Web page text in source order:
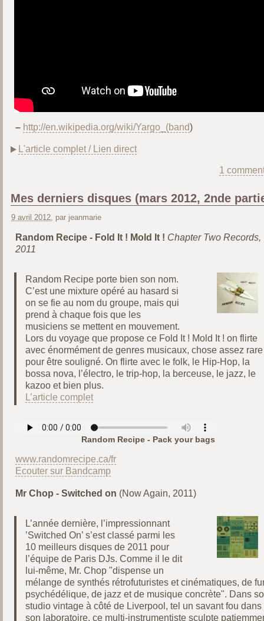
– http://en.wikipedia.org/wiki/Yargo_(band)
L'article complet / Lien direct
1
Mes derniers disques (mars 2012, 2nde
9 avril 2012 , par jeanmarie
Random Recipe - Fold It ! Mold It ! Chapter Two Records,
2011
Random Recipe porte bien son nom.
C’est une mixture opéré au hasard si
on se fie au nom du groupe, mais qui
prend à chaque fois que les
musiciens se mettent en mouvement.
Lors du voyage que propose ce Fold It ! Mold It ! on flirte
avec énormément de genres musicaux, chose assez rare
pour être souligné. On flirte avec le folk, le Hip-Hop, la
bossa nova, l’électro, le trip-hop, la berceuse, le jazz, le
kazoo et bien plus.
L’article complet
Random Recipe - Pack your bags
www.randomrecipe.ca/fr
Ecouter sur Bandcamp
Mr Chop - Switched on (Now Again, 2011)
L’année dernière, l’impressionnant
’Switched On’ s’est classé parmi les
10 meilleurs disques de 2011 pour
l’équipe de Paris DJs. Comme il le dit
lui-même, Mr. Chop "dispense un
mélange de synthés rétrofuturistes et cinématiques, de
psychédélique, de jazz et de musique concrète". Dans
studio vintage à côté de Liverpool, tel un savant fou dans
son laboratoire, ce multi-instrumentiste sculpte